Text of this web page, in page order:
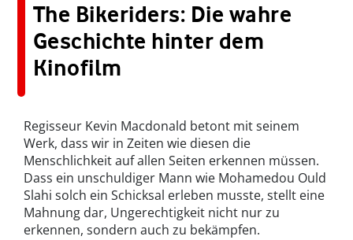
The Bikeriders: Die wahre
Geschichte hinter dem
Kinofilm
Regisseur Kevin Macdonald betont mit seinem
Werk, dass wir in Zeiten wie diesen die
Menschlichkeit auf allen Seiten erkennen müssen.
Dass ein unschuldiger Mann wie Mohamedou Ould
Slahi solch ein Schicksal erleben musste, stellt eine
Mahnung dar, Ungerechtigkeit nicht nur zu
erkennen, sondern auch zu bekämpfen.